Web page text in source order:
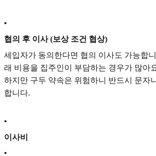
•
협의 후 이사 (보상 조건 협상)
세입자가 동의한다면 협의 이사도 가능합
래 비용을 집주인이 부담하는 경우가 많아
하지만 구두 약속은 위험하니 반드시 문자
합니다.
•
이사비
•